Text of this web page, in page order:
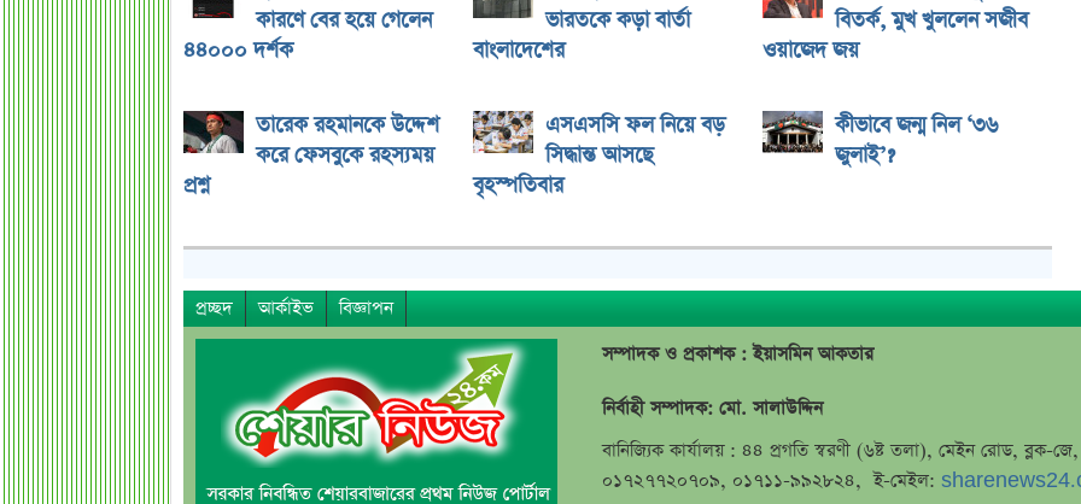
কারণে বের হয়ে গেলেন
৪৪০০০ দর্শক
ভারতকে কড়া বার্তা
বাংলাদেশের
বিতর্ক, মুখ খুললেন সজীব
ওয়াজেদ জয়
তারেক রহমানকে উদ্দেশ
করে ফেসবুকে রহস্যময়
প্রশ্ন
এসএসসি ফল নিয়ে বড়
সিদ্ধান্ত আসছে
বৃহস্পতিবার
কীভাবে জন্ম নিল ‘৩৬
জুলাই’?
প্রচ্ছদ আর্কাইভ
বিজ্ঞাপন
সম্পাদক ও প্রকাশক : ইয়াসমিন আকতার
নির্বাহী সম্পাদক: মো. সালাউদ্দিন
বানিজ্যিক কার্যালয় : ৪৪ প্রগতি স্বরণী (৬ষ্ট তলা), মেইন রোড, ব্লক-
০১৭২৭৭২০৭০৯, ০১৭১১-৯৯২৮২৪, ই-মেইল: